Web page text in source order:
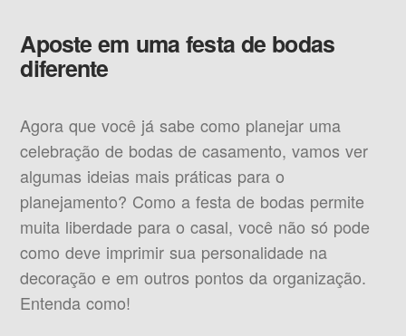
Aposte em uma festa de bodas
diferente
Agora que você já sabe como planejar uma
celebração de bodas de casamento, vamos ver
algumas ideias mais práticas para o
planejamento? Como a festa de bodas permite
muita liberdade para o casal, você não só pode
como deve imprimir sua personalidade na
decoração e em outros pontos da organização.
Entenda como!